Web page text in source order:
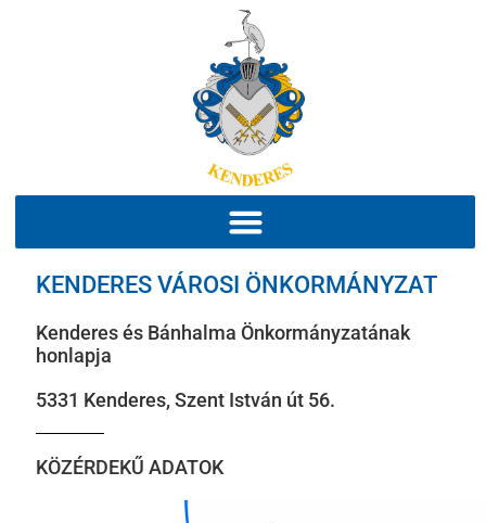
KENDERES VÁROSI ÖNKORMÁNYZAT
Kenderes és Bánhalma Önkormányzatának
honlapja
5331 Kenderes, Szent István út 56.
KÖZÉRDEKŰ ADATOK